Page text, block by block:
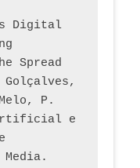
Digital
Spread
P.
e